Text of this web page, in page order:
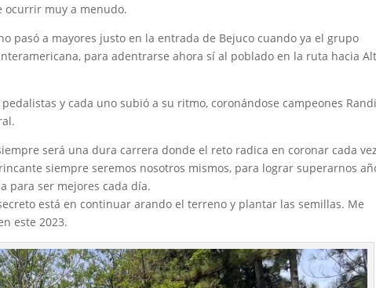
ocurrir muy a menudo.
pasó a mayores justo en la entrada de Bejuco cuando ya el grupo
para adentrarse ahora sí al poblado en la ruta hacia
y cada uno subió a su ritmo, coronándose campeones
será una dura carrera donde el reto radica en coronar cada
siempre seremos nosotros mismos, para lograr superarnos
para ser mejores cada día.
está en continuar arando el terreno y plantar las semillas. Me
este 2023.